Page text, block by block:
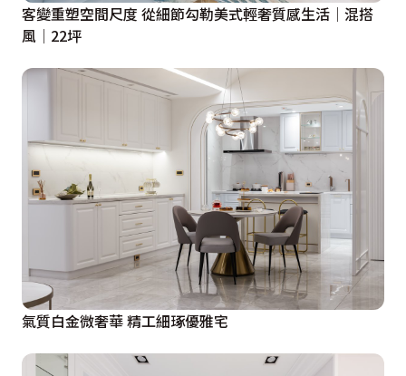
客變重塑空間尺度 從細節勾勒美式輕奢質感生活│混搭
風│22坪
氣質白金微奢華 精工細琢優雅宅